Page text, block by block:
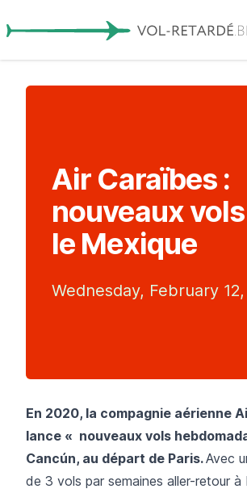
Air Caraïbes :
nouveaux
le Mexique
Wednesday, February
En 2020, la compagnie aérienne
lance « nouveaux vols
Cancún, au départ de Paris.Avec
de 3 vols par semaines aller-retour à